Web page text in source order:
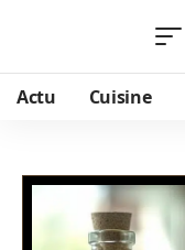
Actu Cuisine